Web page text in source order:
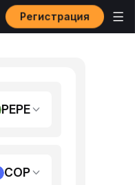
Регистрация
PEPE
COP